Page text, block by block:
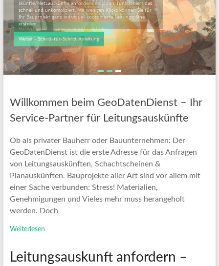
skünfte/Netzauskünfte anfordern möchten, funktioniert das
schnell und unkompliziert. Mit wenigen Klicks können Sie für
Ihr Bauprojekt ganz individuell koordinierte Leitungspläne
erstellen.
Weiter - Schritt-für-Schritt Anleitung
Willkommen beim GeoDatenDienst – Ihr
Service-Partner für Leitungsauskünfte
Ob als privater Bauherr oder Bauunternehmen: Der
GeoDatenDienst ist die erste Adresse für das Anfragen
von Leitungsauskünften, Schachtscheinen &
Planauskünften. Bauprojekte aller Art sind vor allem mit
einer Sache verbunden: Stress! Materialien,
Genehmigungen und Vieles mehr muss herangeholt
werden. Doch
Weiterlesen
Leitungsauskunft anfordern –